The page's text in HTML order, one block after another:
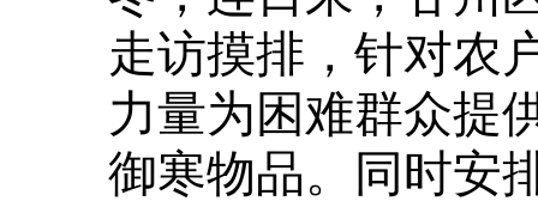
走访摸排，针对农
力量为困难群众提
御寒物品。同时安